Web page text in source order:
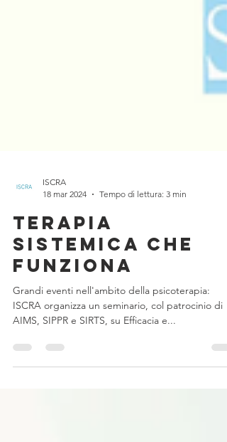
ISCRA
18 mar 2024
Tempo di lettura: 3 min
Terapia
sistemica che
funziona
ISCRA organizza un seminario, col patrocinio di
AIMS, SIPPR e SIRTS, su Efficacia e...